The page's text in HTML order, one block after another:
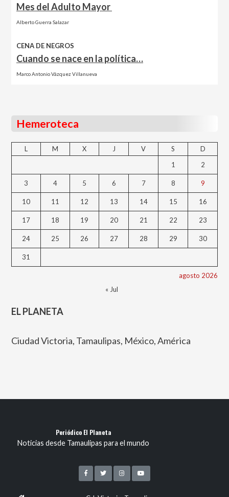
Mes del Adulto Mayor
Alberto Guerra Salazar
CENA DE NEGROS
Cuando se nace en la política…
Marco Antonio Vázquez Villanueva
Hemeroteca
agosto 2026
L M X J V S
D
1
2
3 4 5 6 7 8 9
10 11 12 13 14 15 16
17 18 19 20 21 22 23
24 25 26 27 28 29 30
31
« Jul
EL PLANETA
Ciudad Victoria, Tamaulipas, México, América
Periódico El Planeta
Noticias desde Tamaulipas para el mundo